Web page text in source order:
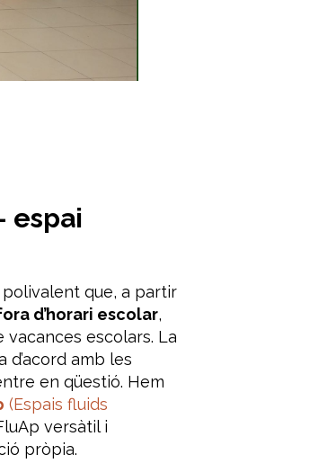
espai
que, a partir
d’horari escolar,
escolars. La
amb les
en qüestió. Hem
(Espais fluids
versàtil i
pròpia.